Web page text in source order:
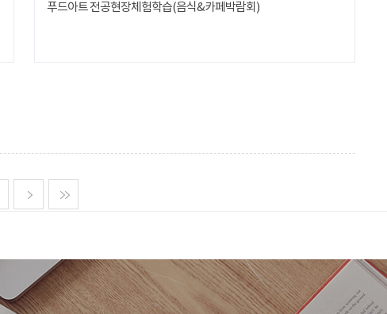
푸드아트 전공현장체험학습(음식&카페박람회)
다음